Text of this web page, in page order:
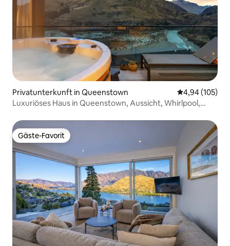
Privatunterkunft in Queenstown
4,94 (105)
Luxuriöses Haus in Queenstown, Aussicht, Whirlpool,
Gäste-Favorit
Gäste-Favorit